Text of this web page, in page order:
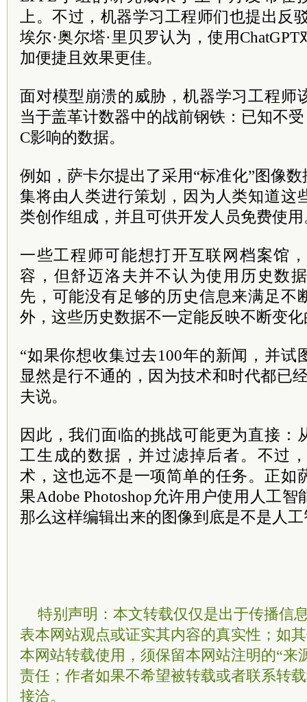
上。不过，机器学习工程师们也提出反
埃尔·奥尔塔·里贝罗认为，使用
加便捷且效果更佳。
面对模型崩溃的威胁，机器学习工程师
当于盖革计数器中的战前钢铁：已知不
C影响的数据。
例如，萨卡尔提出了采用“标准化”图像
集将由人类进行策划，因为人类知道这
类创作组成，并且可供开发人员免费使用
一些工程师可能想打开互联网档案馆
容，但舒迈洛夫并不认为使用历史数
先，可能没有足够的历史信息来满足不
外，这些历史数据不一定能反映不断变
“如果你想收集过去100年的新闻，并试
显然是行不通的，因为技术和时代都已
夫说。
因此，我们面临的挑战可能更为直接：
工生成的数据，并过滤掉后者。不过
术，这也远不是一项简单的任务。正如
果Adobe Photoshop允许用户使用人工
那么这样编辑出来的图像到底是不是人
特别声明：本文转载仅仅是出于传播信
表本网站观点或证实其内容的真实性；如
本网站转载使用，须保留本网站注明的“来
责任；作者如果不希望被转载或者联系转
接洽。